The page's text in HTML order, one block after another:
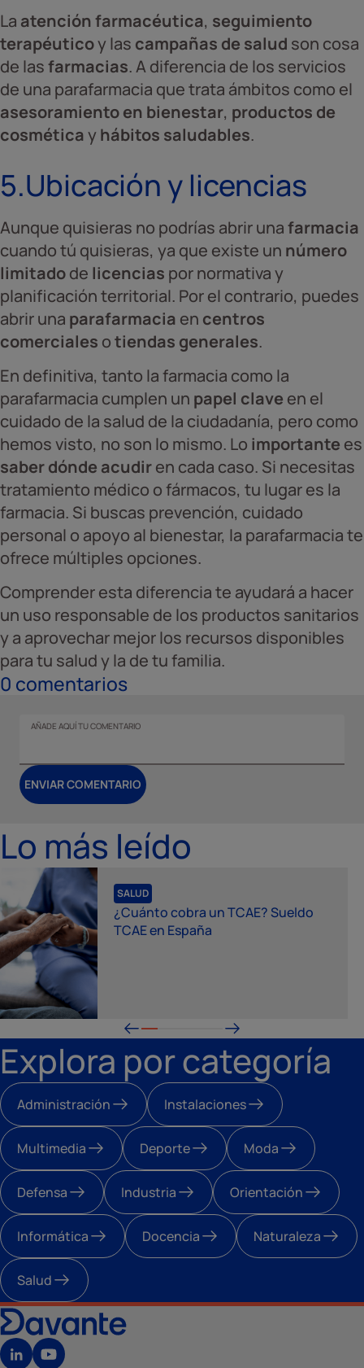
La atención farmacéutica, seguimiento
terapéuticoy las campañas de salud son cosa
de lasfarmacias. A diferencia de los servicios
de una parafarmacia que trata ámbitos como el
asesoramiento en bienestar, productos de
cosméticayhábitos saludables.
5.Ubicación y licencias
Aunque quisieras no podrías abrir unafarmacia
cuando tú quisieras, ya que existe un número
limitadode licencias por normativa y
planificación territorial. Por el contrario, puedes
abrir una parafarmacia en centros
comerciales otiendas generales.
En definitiva, tanto la farmacia como la
parafarmacia cumplen un papel clave en el
cuidado de la salud de la ciudadanía, pero como
hemos visto, no son lo mismo. Lo importante es
saber dónde acudiren cada caso. Si necesitas
tratamiento médico o fármacos, tu lugar es la
farmacia. Si buscas prevención, cuidado
personal o apoyo al bienestar, la parafarmacia te
ofrece múltiples opciones.
Comprender esta diferencia te ayudará a hacer
un uso responsable de los productos sanitarios
y a aprovechar mejor los recursos disponibles
para tu salud y la de tu familia.
0 comentarios
AÑADE AQUÍ TU COMENTARIO
ENVIAR COMENTARIO
Lo más leído
SALUD
¿Cuánto cobra un TCAE? Sueldo
TCAE en España
Explora por categoría
Administración Instalaciones
Multimedia Deporte Moda
Defensa Industria Orientación
Informática Docencia Naturaleza
Salud